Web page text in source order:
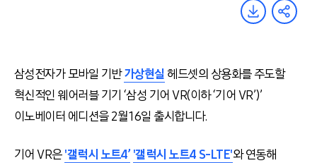
삼성전자가 모바일 기반가상현실헤드셋의 상용화를 주도할
혁신적인 웨어러블 기기 ‘삼성 기어 VR(이하 ‘기어 VR’)’
이노베이터 에디션을 2월 16일 출시합니다.
기어 VR은'갤럭시 노트4’ '갤럭시 노트4 S-LTE'와 연동해